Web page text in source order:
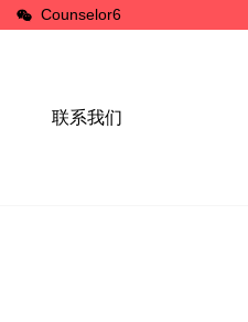
Counselor6
联系我们